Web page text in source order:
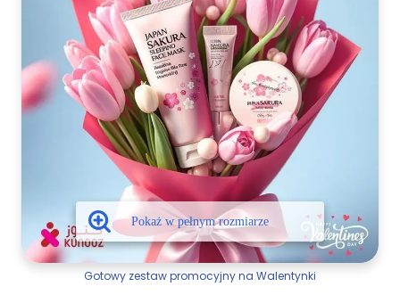
Gotowy zestaw promocyjny na Walentynki